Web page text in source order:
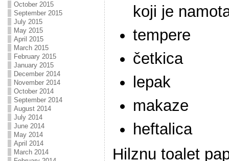
October 2015
September 2015
July 2015
May 2015
April 2015
March 2015
February 2015
January 2015
December 2014
November 2014
October 2014
September 2014
August 2014
July 2014
June 2014
May 2014
April 2014
March 2014
koji je
tempere
četkica
lepak
makaze
heftalica
Hilznu toalet